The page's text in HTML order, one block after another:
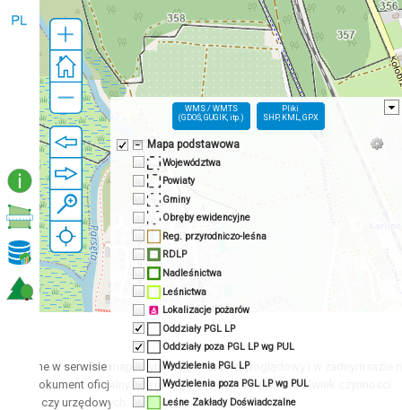
WMS / WMTS
(GDOŚ, GUGIK, itp.)
Pliki
SHP, KML, GPX
Mapa podstawowa
Województwa
Powiaty
Gminy
Obręby ewidencyjne
Reg. przyrodniczo-leśna
RDLP
Nadleśnictwa
Leśnictwa
Lokalizacje pożarów
Oddziały PGL LP
Oddziały poza PGL LP wg PUL
Wydzielenia PGL LP
Wydzielenia poza PGL LP wg PUL
Leśne Zakłady Doświadczalne
w serwisie mapowym mają charakter poglądowy i w żadnym razie
jako dokument oficjalny. Nie mogą być podstawą jakichkolwiek czynności
czy urzędowych.